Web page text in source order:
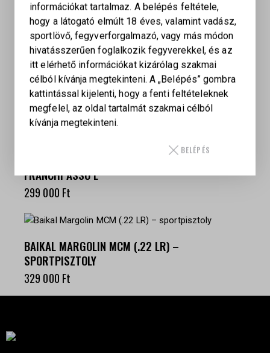
SCHMEISSER BA15-22 SD – .22 LR TAKTIKAI
KARABÉLY
349 000Ft
WALTHER GSP
349 000Ft
FRANCHI ASSO L
299 000 Ft
BAIKAL MARGOLIN MCM (.22 LR) –
SPORTPISZTOLY
329 000 Ft
információkat tartalmaz. A belépés feltétele,
hogy a látogató elmúlt 18 éves, valamint vadász,
sportlövő, fegyverforgalmazó, vagy más módon
hivatásszerűen foglalkozik fegyverekkel, és az
itt elérhető információkat kizárólag szakmai
célból kívánja megtekinteni. A „Belépés” gombra
kattintással kijelenti, hogy a fenti feltételeknek
megfelel, az oldal tartalmát szakmai célból
kívánja megtekinteni.
BELÉPÉS